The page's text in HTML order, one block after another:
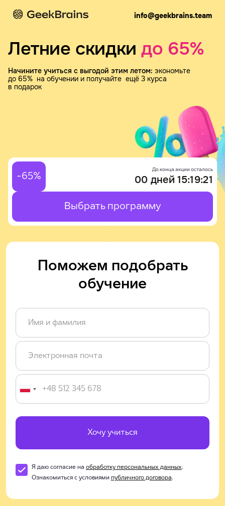
info@geekbrains.team
Летние скидкидо 65%
Начините учиться с выгодой этим летом: экономьте
до 65% на обучении и получайте ещё 3 курса
в подарок
-65%
До конца акции осталось
00 дней 15:19:21
Выбрать программу
Поможем подобрать
обучение
Я даю согласие на обработку персональных данных.
Ознакомиться с условиями публичного договора.